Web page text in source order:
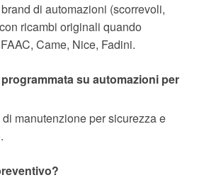
di automazioni (scorrevoli,
ricambi originali quando
Came, Nice, Fadini.
su automazioni per
manutenzione per sicurezza e